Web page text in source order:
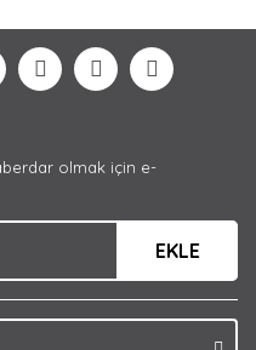
ederiz.
bulunuyor.
pahalı.
olmalı.
olmak için e-
EKLE